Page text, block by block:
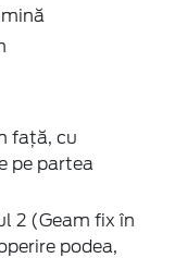
faţă, cu
pe partea
2 (Geam fix în
podea,